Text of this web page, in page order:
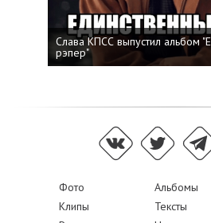
Слава КПСС выпустил альбом
рэпер"
Фото Альбомы
Клипы
Тексты